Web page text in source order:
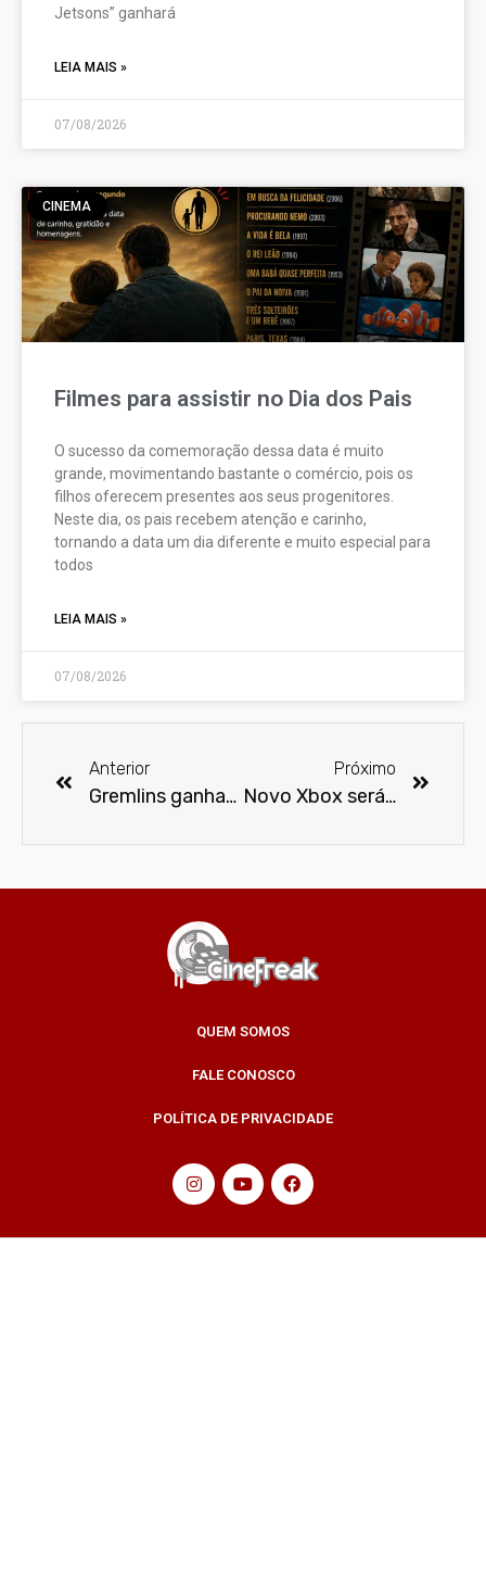
Jetsons” ganhará
LEIA MAIS »
07/08/2026
CINEMA
Filmes para assistir no Dia dos Pais
O sucesso da comemoração dessa data é muito
grande, movimentando bastante o comércio, pois os
filhos oferecem presentes aos seus progenitores.
Neste dia, os pais recebem atenção e carinho,
tornando a data um dia diferente e muito especial para
todos
LEIA MAIS »
07/08/2026
Anterior
Gremlins ganhará um remake
Próximo
Novo Xbox será lançado no dia 21 de maio
QUEM SOMOS
FALE CONOSCO
POLÍTICA DE PRIVACIDADE